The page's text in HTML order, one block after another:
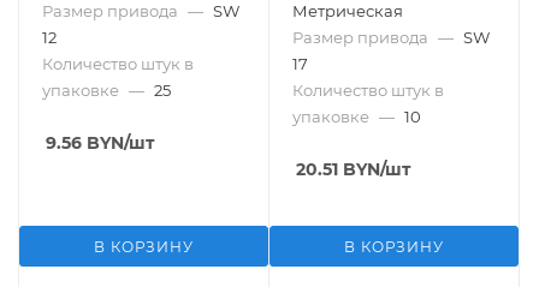
Размер привода — SW
12
Количество штук в
упаковке — 25
9.56 BYN/шт
В КОРЗИНУ
Метрическая
Размер привода — SW
17
Количество штук в
упаковке — 10
20.51 BYN/шт
В КОРЗИНУ